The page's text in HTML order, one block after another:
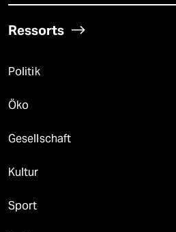
Ressorts
Politik
Öko
Gesellschaft
Kultur
Sport